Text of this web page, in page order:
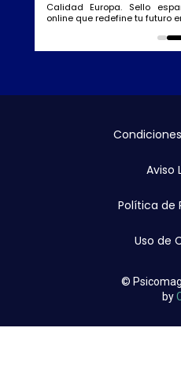
Calidad Europa. Sello
online que redefine tu futuro
0 1
Aviso
Política de
Uso de
©
by